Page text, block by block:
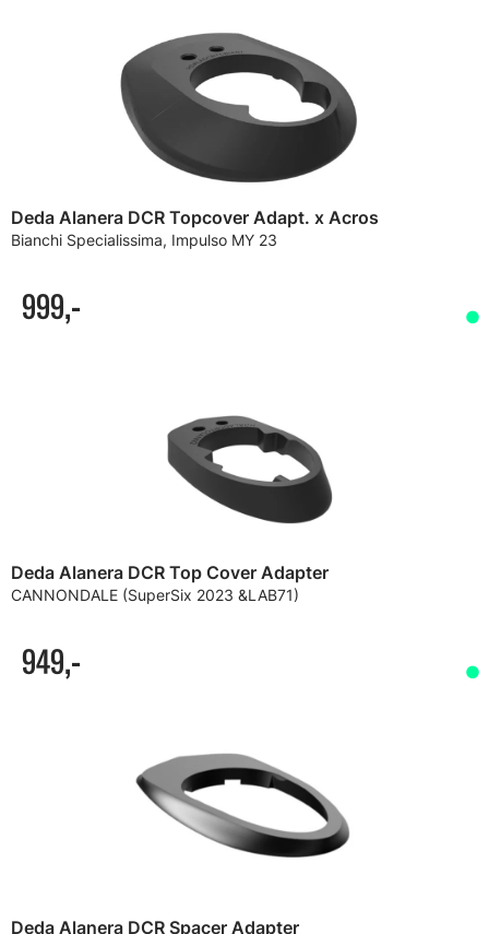
Deda Alanera DCR Topcover Adapt. x Acros
Bianchi Specialissima, Impulso MY 23
999,-
Deda Alanera DCR Top Cover Adapter
CANNONDALE (SuperSix 2023 &LAB71)
949,-
Deda Alanera DCR Spacer Adapter